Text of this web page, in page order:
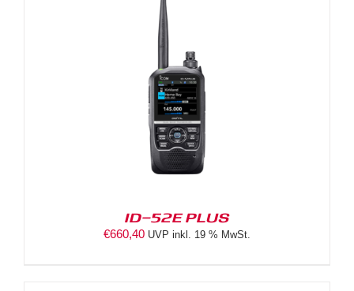
ID-52E PLUS
€660,40 UVP inkl. 19 % MwSt.